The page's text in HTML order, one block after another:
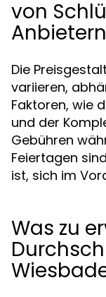
von
Anbietern
Die
variieren,
Faktoren, wie
und der
Gebühren
Feiertagen
ist, sich im
Was zu